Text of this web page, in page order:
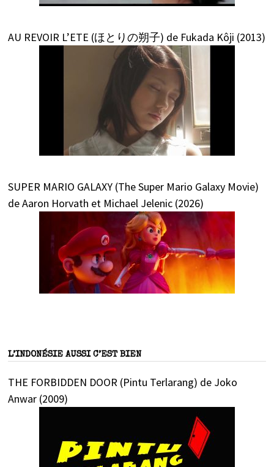
AU REVOIR L’ETE (ほとりの朔子) de Fukada Kôji (2013)
SUPER MARIO GALAXY (The Super Mario Galaxy Movie)
de Aaron Horvath et Michael Jelenic (2026)
L’INDONÉSIE AUSSI C’EST BIEN
THE FORBIDDEN DOOR (Pintu Terlarang) de Joko
Anwar (2009)